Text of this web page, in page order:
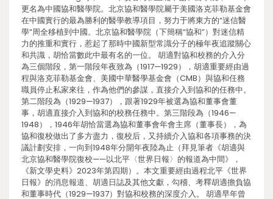
更名為中國協和醫學院。北京協和醫學院屬于美國洛克菲勒基金會
在中國實行的最為勝利的醫學教導項目，努力于將東方的“迷信醫
學”周全移植到中國。北京協和醫學院（下簡稱“協和”）對迷信精
力的推重和實行，惹起了那時中國新型常識分子的極年夜追蹤關心
和共識，胡恰當數此中最有名的一位。 胡適對協和校務的介入分
為三個階段，第一階段年夜致為（1917—1929），胡適重要經由過
程與洛克菲勒基金會、美國中華醫學基金會（CMB）與協和任務
職員停止私家來往，作為他們的參謀，直接介入到協和的任務中。
第二階段為（1929—1937），跟著1929年被選為協和董事會董
事，胡適直接介入到協和的校務任務中。第三階段為（1946—
1948），1946年胡恰當選為協和董事會年會主席（董事長），為
協和復校做出了多方盡力，復校后，又持續介入協和各項事務的決
議計劃安排，一向到1948年分開年夜陸為止（拜見筆者《胡適與
北京協和醫學院復校——以北平〈世界日報〉的報道為中間》，
《新文學史料》2023年第四期）。本文重要經由過程北平《世界
日報》的消息報道、胡適日誌及其他文獻，勾稽、考釋胡適擔負協
和董事時代（1929—1937）對協和校務的深度介入。 胡適早年曾